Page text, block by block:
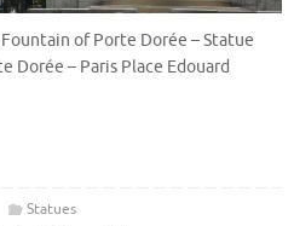
of Porte Dorée – Statue
Dorée – Paris Place Edouard
Statues